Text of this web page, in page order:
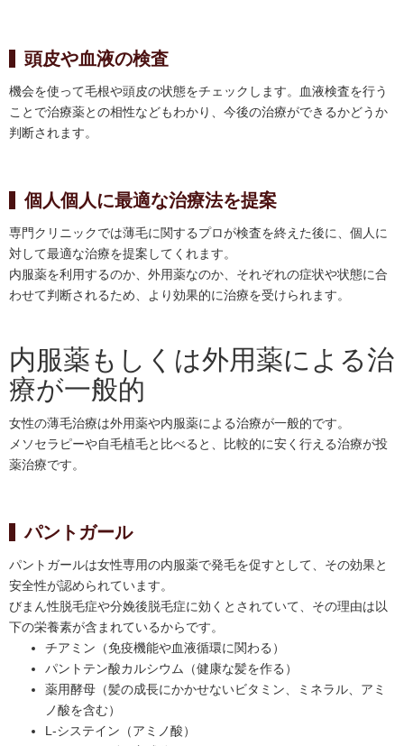
頭皮や血液の検査
機会を使って毛根や頭皮の状態をチェックします。血液検査を行う
ことで治療薬との相性などもわかり、今後の治療ができるかどうか
判断されます。
個人個人に最適な治療法を提案
専門クリニックでは薄毛に関するプロが検査を終えた後に、個人に
対して最適な治療を提案してくれます。
内服薬を利用するのか、外用薬なのか、それぞれの症状や状態に合
わせて判断されるため、より効果的に治療を受けられます。
内服薬もしくは外用薬による治
療が一般的
女性の薄毛治療は外用薬や内服薬による治療が一般的です。
メソセラピーや自毛植毛と比べると、比較的に安く行える治療が投
薬治療です。
パントガール
パントガールは女性専用の内服薬で発毛を促すとして、その効果と
安全性が認められています。
びまん性脱毛症や分娩後脱毛症に効くとされていて、その理由は以
下の栄養素が含まれているからです。
チアミン（免疫機能や血液循環に関わる）
パントテン酸カルシウム（健康な髪を作る）
薬用酵母（髪の成長にかかせないビタミン、ミネラル、アミ
ノ酸を含む）
L‐システイン（アミノ酸）